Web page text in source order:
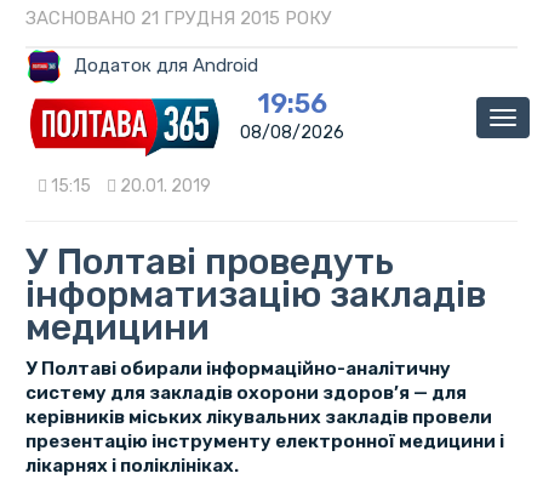
ЗАСНОВАНО 21 ГРУДНЯ 2015 РОКУ
Додаток для Android
19:56
08/08/2026
15:15 20.01. 2019
У Полтаві проведуть
інформатизацію закладів
медицини
У Полтаві обирали інформаційно-аналітичну
систему для закладів охорони здоров’я — для
керівників міських лікувальних закладів провели
презентацію інструменту електронної медицини і
лікарнях і поліклініках.